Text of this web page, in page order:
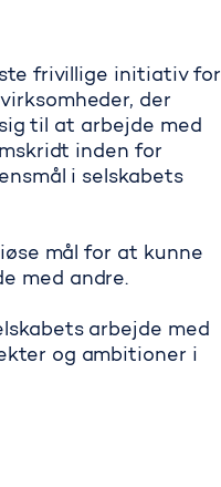
frivillige initiativ for
der
til at arbejde med
inden for
i selskabets
mål for at kunne
med andre.
arbejde med
og ambitioner i